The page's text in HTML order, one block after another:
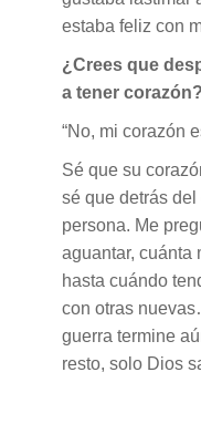
estaba feliz con
¿Crees que
a tener corazón?
“No, mi corazón
Sé que su
sé que detrás
persona. Me
aguantar, cuánta
hasta cuándo
con otras
guerra termine
resto, solo Dios